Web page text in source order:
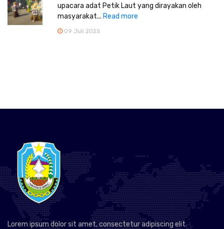
upacara adat Petik Laut yang dirayakan oleh
masyarakat... Read more
09 Juli 2025
Lorem ipsum dolor sit amet, consectetur adipiscing elit.